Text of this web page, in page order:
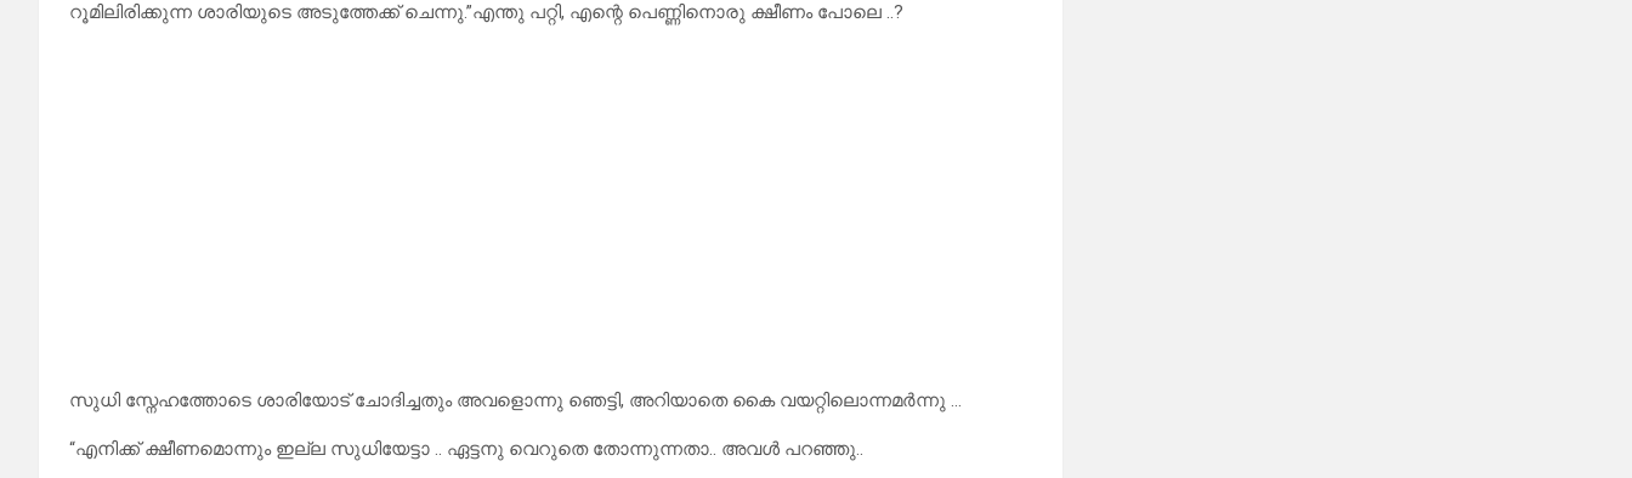
റൂമിലിരിക്കുന്ന ശാരിയുടെ അടുത്തേക്ക് ചെന്നു.”എന്തു പറ്റി, എന്റെ പെണ്ണിനൊരു ക്ഷീണം പോലെ ..?
സുധി സ്നേഹത്തോടെ ശാരിയോട് ചോദിച്ചതും അവളൊന്നു ഞെട്ടി, അറിയാതെ കൈ വയറ്റിലൊന്നമർന്നു …
“എനിക്ക് ക്ഷീണമൊന്നും ഇല്ല സുധിയേട്ടാ .. ഏട്ടനു വെറുതെ തോന്നുന്നതാ.. അവൾ പറഞ്ഞു..